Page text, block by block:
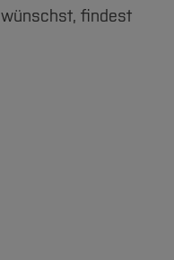
findest